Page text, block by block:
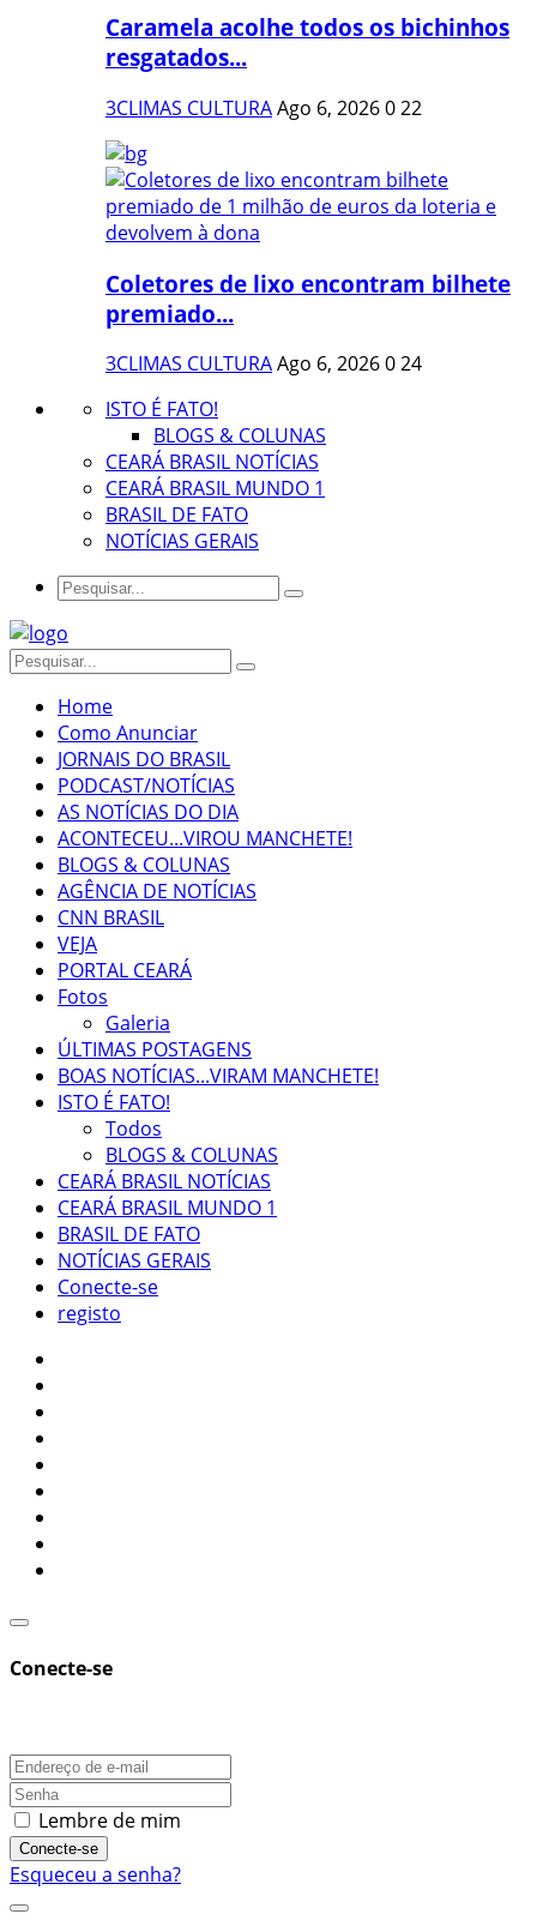
Caramela acolhe todos os bichinhos
resgatados...
3CLIMAS CULTURAAgo 6, 2026022
Coletores de lixo encontram bilhete
premiado...
3CLIMAS CULTURAAgo 6, 2026024
ISTO É FATO!
BLOGS & COLUNAS
CEARÁ BRASIL NOTÍCIAS
CEARÁ BRASIL MUNDO 1
BRASIL DE FATO
NOTÍCIAS GERAIS
Home
Como Anunciar
JORNAIS DO BRASIL
PODCAST/NOTÍCIAS
AS NOTÍCIAS DO DIA
ACONTECEU...VIROU MANCHETE!
BLOGS & COLUNAS
AGÊNCIA DE NOTÍCIAS
CNN BRASIL
VEJA
PORTAL CEARÁ
Fotos
Galeria
ÚLTIMAS POSTAGENS
BOAS NOTÍCIAS...VIRAM MANCHETE!
ISTO É FATO!
Todos
BLOGS & COLUNAS
CEARÁ BRASIL NOTÍCIAS
CEARÁ BRASIL MUNDO 1
BRASIL DE FATO
NOTÍCIAS GERAIS
Conecte-se
registo
Conecte-se
Lembre de mim
Conecte-se
Esqueceu a senha?